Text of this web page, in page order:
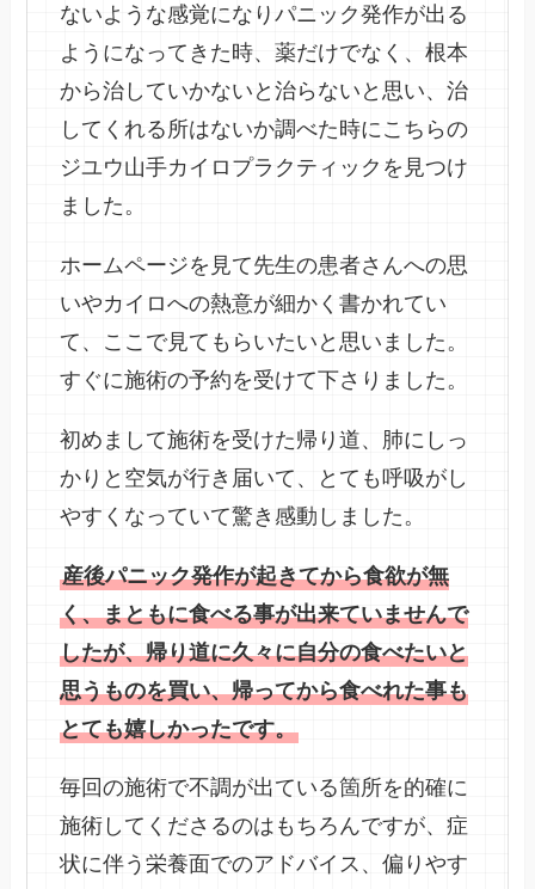
ないような感覚になりパニック発作が出る
ようになってきた時、薬だけでなく、根本
から治していかないと治らないと思い、治
してくれる所はないか調べた時にこちらの
ジユウ山手カイロプラクティックを見つけ
ました。
ホームページを見て先生の患者さんへの思
いやカイロへの熱意が細かく書かれてい
て、ここで見てもらいたいと思いました。
すぐに施術の予約を受けて下さりました。
初めまして施術を受けた帰り道、肺にしっ
かりと空気が行き届いて、とても呼吸がし
やすくなっていて驚き感動しました。
産後パニック発作が起きてから食欲が無
く、まともに食べる事が出来ていませんで
したが、帰り道に久々に自分の食べたいと
思うものを買い、帰ってから食べれた事も
とても嬉しかったです。
毎回の施術で不調が出ている箇所を的確に
施術してくださるのはもちろんですが、症
状に伴う栄養面でのアドバイス、偏りやす